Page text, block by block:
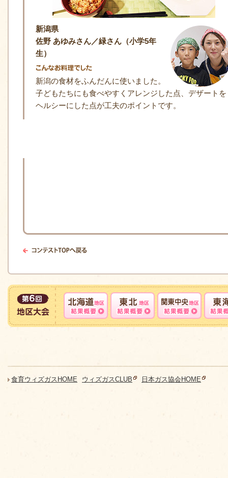
新潟県
佐野 あゆみさん／緑さん（小学5年
生）
新潟の食材をふんだんに使いました。
子どもたちにも食べやすくアレンジした点、デザートを
ヘルシーにした点が工夫のポイントです。
食育ウィズガスHOME ウィズガスCLUB 日本ガス協会HOME